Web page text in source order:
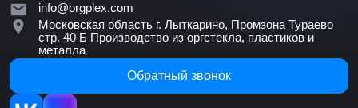
info@orgplex.com
Московская область г. Лыткарино, Промзона Тураево
стр. 40 Б Производство из оргстекла, пластиков и
металла
Обратный звонок